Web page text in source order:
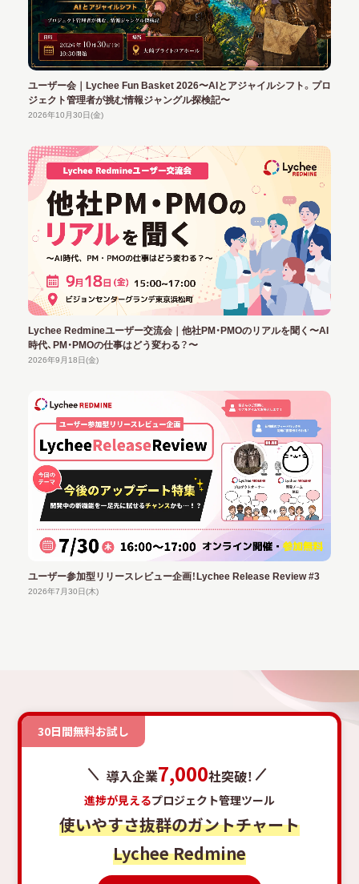
ユーザー会｜Lychee Fun Basket 2026〜AIとアジャイルシフト。プロ
ジェクト管理者が挑む情報ジャングル探検記〜
2026年10月30日(金)
Lychee Redmineユーザー交流会｜他社PM・PMOのリアルを聞く〜AI
時代、PM・PMOの仕事はどう変わる？〜
2026年9月18日(金)
ユーザー参加型リリースレビュー企画！Lychee Release Review #3
2026年7月30日(木)
30日間無料お試し
導入企業7,000社突破！
進捗が見えるプロジェクト管理ツール
使いやすさ抜群のガントチャート
Lychee Redmine